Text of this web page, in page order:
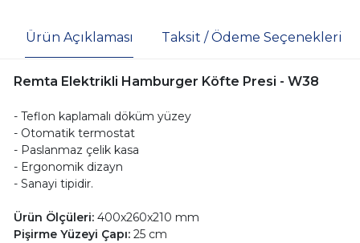
Ürün Açıklaması Taksit / Ödeme Seçenekleri
Remta Elektrikli Hamburger Köfte Presi - W38
- Teflon kaplamalı döküm yüzey
- Otomatik termostat
- Paslanmaz çelik kasa
- Ergonomik dizayn
- Sanayi tipidir.
Ürün Ölçüleri:400x260x210 mm
Pişirme Yüzeyi Çapı:25 cm